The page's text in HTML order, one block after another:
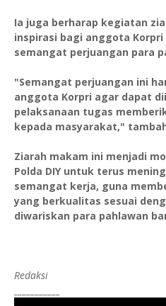
Ia juga berharap kegiatan
inspirasi bagi anggota
semangat perjuangan para
"Semangat perjuangan ini
anggota Korpri agar dapat
pelaksanaan tugas
kepada masyarakat,"
Ziarah makam ini menjadi
Polda DIY untuk terus
semangat kerja, guna
yang berkualitas sesuai
diwariskan para pahlawan
Redaksi